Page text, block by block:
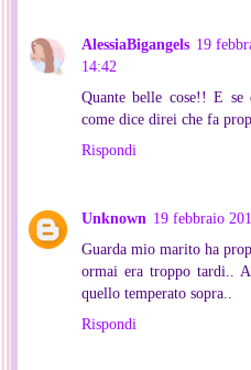
AlessiaBigangels 19
14:42
Quante belle cose!! E se
come dice direi che fa
Rispondi
Unknown 19 febbraio
Guarda mio marito ha
ormai era troppo tardi..
quello temperato sopra..
Rispondi